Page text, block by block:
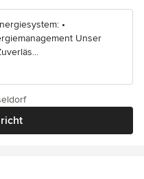
•
Unser